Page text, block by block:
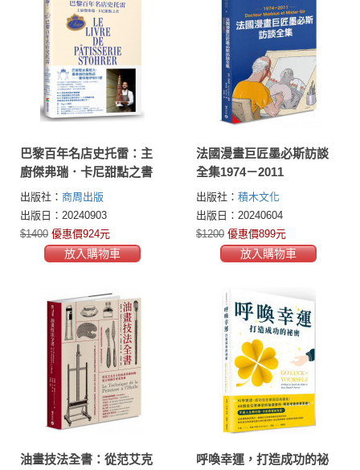
巴黎百年名店史托雷：主
廚傑弗瑞．卡尼甜點之書
出版社： 商周出版
出版日：20240903
$1400 優惠價924元
放入購物車
法國漫畫巨匠墨必斯訪談
全集1974－2011
出版社： 積木文化
出版日：20240604
$1200 優惠價899元
放入購物車
油畫技法全書：從范艾克
呼喚幸運，打造成功的祕